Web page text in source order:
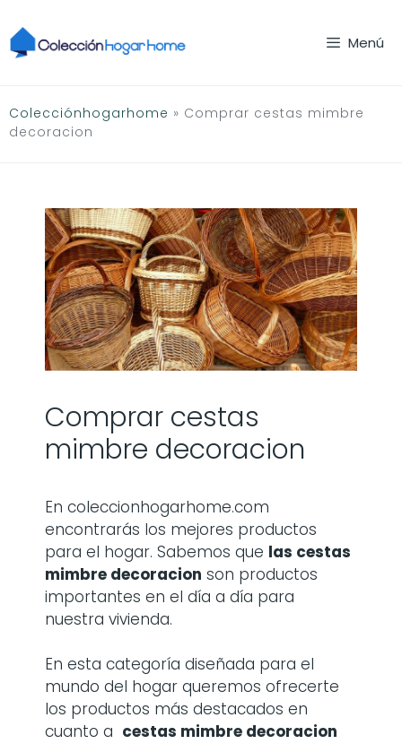
al
contenido
Menú
Colecciónhogarhome » Comprar cestas mimbre
decoracion
Comprar cestas
mimbre decoracion
En coleccionhogarhome.com
encontrarás los mejores productos
para el hogar. Sabemos que las cestas
mimbre decoracion son productos
importantes en el día a día para
nuestra vivienda.
En esta categoría diseñada para el
mundo del hogar queremos ofrecerte
los productos más destacados en
cuanto a cestas mimbre decoracion